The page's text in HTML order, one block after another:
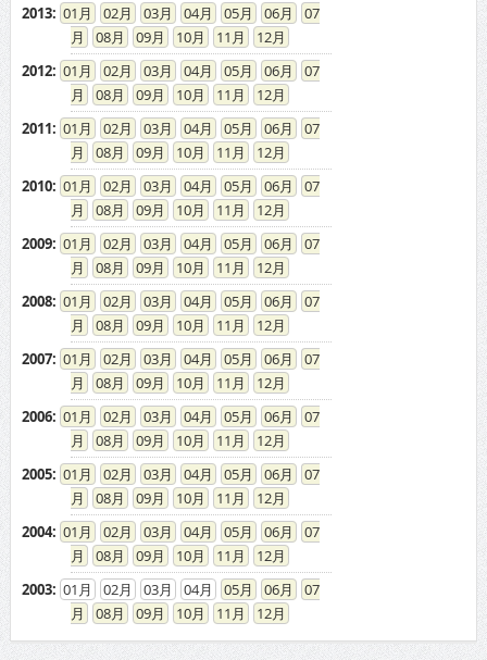
2010: 01 02 03 04 05 06
07
08
09 10 11
12
2009: 01 02 03 04 05 06
07
08
09 10 11
12
2008: 01 02 03 04 05 06
07
08
09 10 11
12
2007: 01 02 03 04 05 06
07
08
09 10 11
12
2006: 01 02 03 04 05 06
07
08
09 10 11
12
2005: 01 02 03 04 05 06
07
08
09 10 11
12
2004: 01 02 03 04 05 06
07
08
09 10 11
12
2003: 01 02 03 04 05 06
07
08
09 10 11 12
ドカントをご利用する皆様へ
求人広告の説明
免責事項